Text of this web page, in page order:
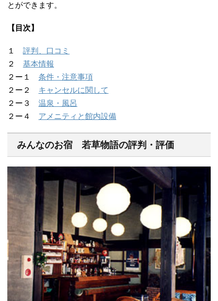
とができます。
【目次】
１ 評判、口コミ
２ 基本情報
２ー１ 条件・注意事項
２ー２ キャンセルに関して
２ー３ 温泉・風呂
２ー４ アメニティと館内設備
みんなのお宿 若草物語の評判・評価